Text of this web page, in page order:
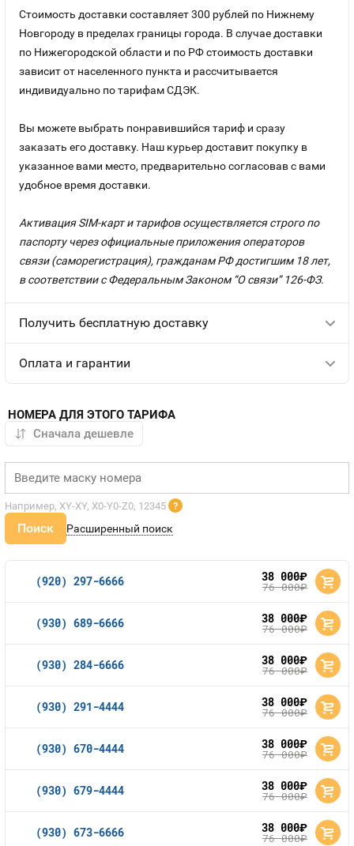
Стоимость доставки составляет 300 рублей по Нижнему
Новгороду в пределах границы города. В случае доставки
по Нижегородской области и по РФ стоимость доставки
зависит от населенного пункта и рассчитывается
индивидуально по тарифам СДЭК.
Вы можете выбрать понравившийся тариф и сразу
заказать его доставку. Наш курьер доставит покупку в
указанное вами место, предварительно согласовав с вами
удобное время доставки.
Активация SIM-карт и тарифов осуществляется строго по
паспорту через официальные приложения операторов
связи (саморегистрация), гражданам РФ достигшим 18 лет,
в соответствии с Федеральным Законом “О связи” 126-ФЗ.
Получить бесплатную доставку
Оплата и гарантии
НОМЕРА ДЛЯ ЭТОГО ТАРИФА
Например, XY-XY, X0-Y0-Z0, 12345 ?
Поиск Расширенный поиск
(920) 297-6666 38 000руб.
76 000руб.
(930) 689-6666 38 000руб.
76 000руб.
(930) 284-6666 38 000руб.
76 000руб.
(930) 291-4444 38 000руб.
76 000руб.
(930) 670-4444 38 000руб.
76 000руб.
(930) 679-4444 38 000руб.
76 000руб.
(930) 673-6666 38 000руб.
76 000руб.